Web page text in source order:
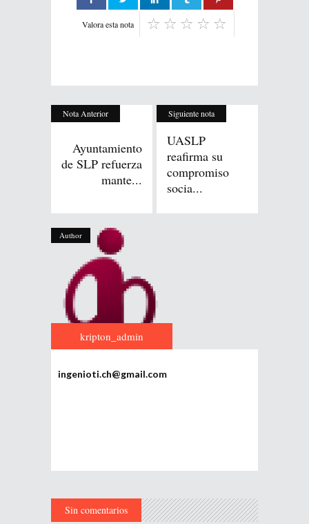
Valora esta nota
Nota Anterior
Ayuntamiento
de SLP refuerza
mante...
Siguiente nota
UASLP
reafirma su
compromiso
socia...
Author
kripton_admin
ingenioti.ch@gmail.com
Sin comentarios